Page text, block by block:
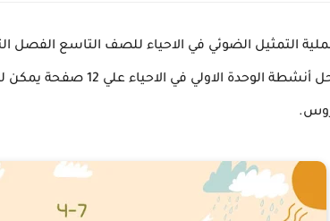
التمثيل الضوئي في الاحياء للصف التاسع الفصل
مناهج سلطنة عمان ، يحتوي حل